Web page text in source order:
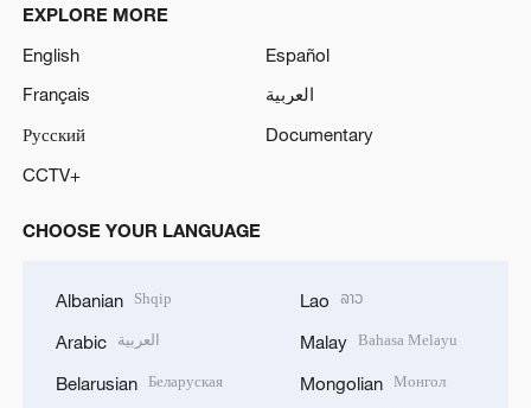
EXPLORE MORE
English
Español
Français
العربية
Русский
Documentary
CCTV+
CHOOSE YOUR LANGUAGE
Albanian Shqip
Arabic العربية
Belarusian Беларуская
Lao ລາວ
Malay Bahasa Melayu
Mongolian Монгол